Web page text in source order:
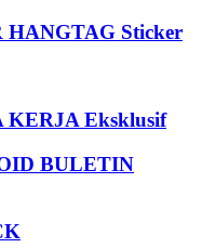
Sticker
KERJA Eksklusif
BULETIN